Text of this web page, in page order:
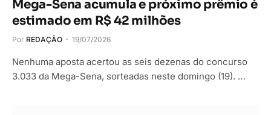
Mega-Sena acumula e próximo prêmio é
estimado em R$ 42 milhões
Por REDAÇÃO 19/07/2026
Nenhuma aposta acertou as seis dezenas do concurso
3.033 da Mega-Sena, sorteadas neste domingo (19). …